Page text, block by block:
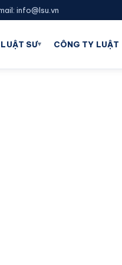
info@lsu.vn
LUẬT SƯ▾ CÔNG TY LUẬT